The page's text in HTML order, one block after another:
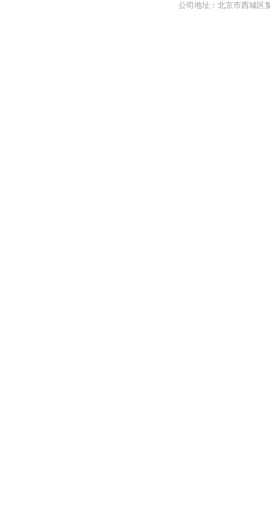
公司地址：北京市西城区